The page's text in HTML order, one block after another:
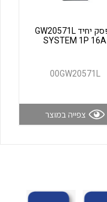
לכל מוצרי היצרן
מפסק יחיד GW20571L
SYSTEM 1P 16A
00GW20571L
צפייה במוצר